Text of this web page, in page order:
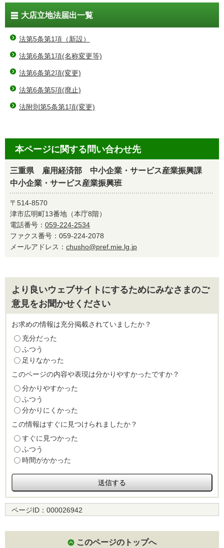
大店立地法届出一覧
法第5条第1項（新設）
法第6条第1項(名称変更等)
法第6条第2項(変更)
法第6条第5項(廃止)
法附則第5条第1項(変更)
本ページに関する問い合わせ先
三重県 雇用経済部 中小企業・サービス産業振興課
中小企業・サービス産業振興班
〒514-8570
津市広明町13番地（本庁8階）
電話番号： 059-224-2534
ファクス番号：059-224-2078
メールアドレス： chusho@pref.mie.lg.jp
より良いウェブサイトにするためにみなさまのご
意見をお聞かせください
お求めの情報は充分掲載されていましたか？
充分だった
ふつう
足りなかった
このページの内容や表現は分かりやすかったですか？
分かりやすかった
ふつう
分かりにくかった
この情報はすぐに見つけられましたか？
すぐに見つかった
ふつう
時間がかかった
ページID： 000026942
このページのトップへ